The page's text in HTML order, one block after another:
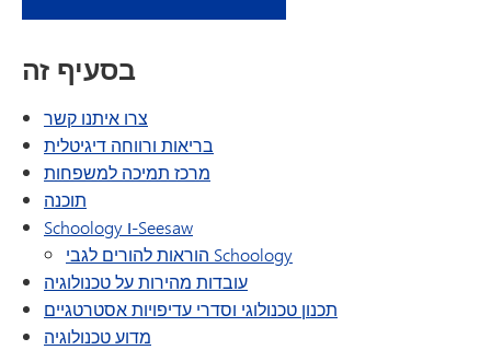
בסעיף זה
צרו איתנו קשר
בריאות ורווחה דיגיטלית
מרכז תמיכה למשפחות
תוכנה
Schoology ו-Seesaw
הוראות להורים לגבי Schoology
עובדות מהירות על טכנולוגיה
תכנון טכנולוגי וסדרי עדיפויות אסטרטגיים
מדוע טכנולוגיה